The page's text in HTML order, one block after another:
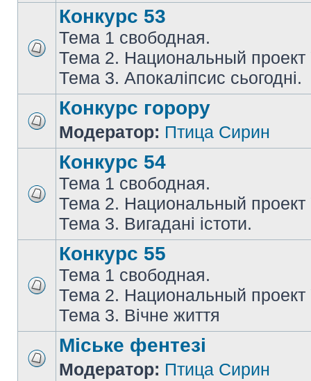
Конкурс 53
Тема 1 свободная.
Тема 2. Национальный проект
Тема 3. Апокаліпсис сьогодні.
Конкурс горору
Модератор: Птица Сирин
Конкурс 54
Тема 1 свободная.
Тема 2. Национальный проект
Тема 3. Вигадані істоти.
Конкурс 55
Тема 1 свободная.
Тема 2. Национальный проект
Тема 3. Вічне життя
Міське фентезі
Модератор: Птица Сирин